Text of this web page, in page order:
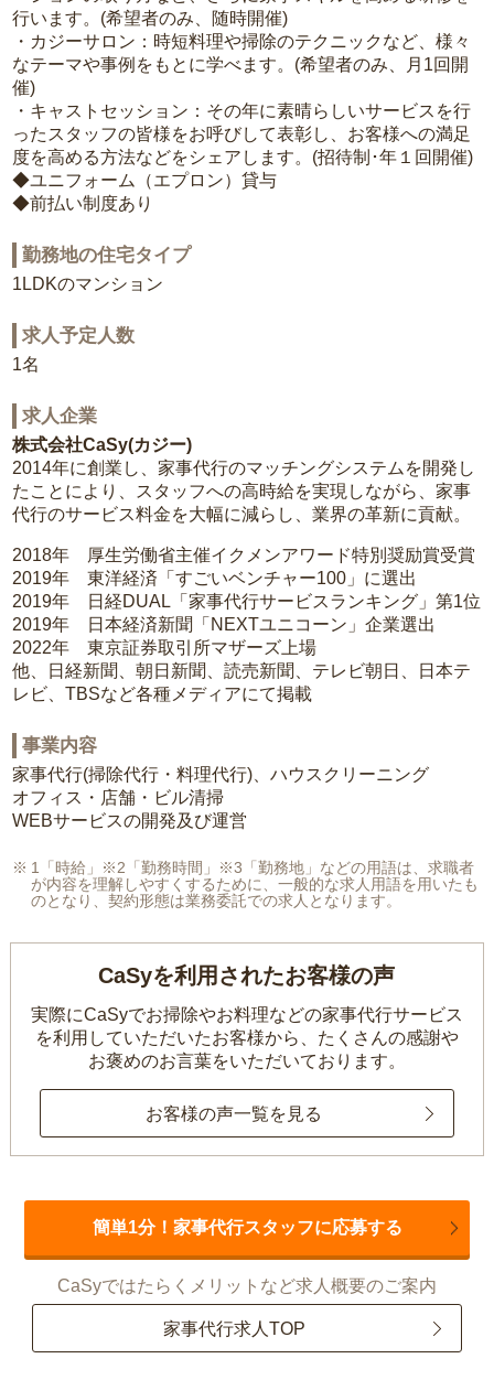
行います。(希望者のみ、随時開催)
・カジーサロン：時短料理や掃除のテクニックなど、様々
なテーマや事例をもとに学べます。(希望者のみ、月1回開
催)
・キャストセッション：その年に素晴らしいサービスを行
ったスタッフの皆様をお呼びして表彰し、お客様への満足
度を高める方法などをシェアします。(招待制･年１回開催)
◆ユニフォーム（エプロン）貸与
◆前払い制度あり
勤務地の住宅タイプ
1LDKのマンション
求人予定人数
1名
求人企業
株式会社CaSy(カジー)
2014年に創業し、家事代行のマッチングシステムを開発し
たことにより、スタッフへの高時給を実現しながら、家事
代行のサービス料金を大幅に減らし、業界の革新に貢献。
2018年 厚生労働省主催イクメンアワード特別奨励賞受賞
2019年 東洋経済「すごいベンチャー100」に選出
2019年 日経DUAL「家事代行サービスランキング」第1位
2019年 日本経済新聞「NEXTユニコーン」企業選出
2022年 東京証券取引所マザーズ上場
他、日経新聞、朝日新聞、読売新聞、テレビ朝日、日本テ
レビ、TBSなど各種メディアにて掲載
事業内容
家事代行(掃除代行・料理代行)、ハウスクリーニング
オフィス・店舗・ビル清掃
WEBサービスの開発及び運営
1「時給」※2「勤務時間」※3「勤務地」などの用語は、求職者
が内容を理解しやすくするために、一般的な求人用語を用いたも
のとなり、契約形態は業務委託での求人となります。
CaSyを利用されたお客様の声
実際にCaSyでお掃除やお料理などの家事代行サービス
を利用していただいたお客様から、 たくさんの感謝や
お褒めのお言葉をいただいております。
お客様の声一覧を見る
簡単1分！家事代行スタッフに応募する
CaSyではたらくメリットなど求人概要のご案内
家事代行求人TOP